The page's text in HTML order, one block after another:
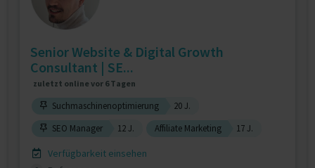
Senior Website & Digital Growth
Consultant | SE...
zuletzt online vor 6 Tagen
Suchmaschinenoptimierung
20 J.
SEO Manager
12 J. Affiliate Marketing 17 J.
Verfügbarkeit einsehen